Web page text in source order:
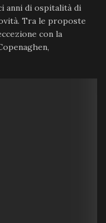
anni di ospitalità di
Tra le proposte
con la